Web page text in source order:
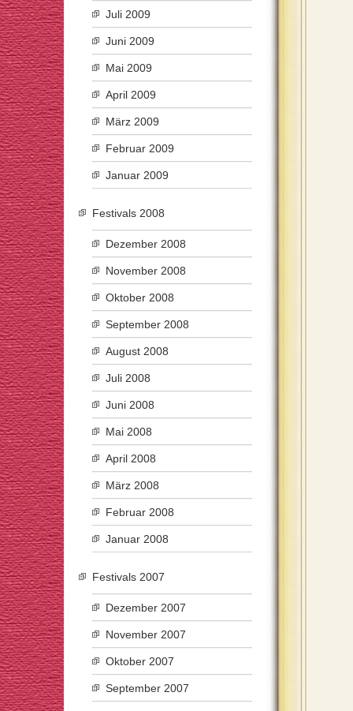
Juli 2009
Juni 2009
Mai 2009
April 2009
März 2009
Februar 2009
Januar 2009
Festivals 2008
Dezember 2008
November 2008
Oktober 2008
September 2008
August 2008
Juli 2008
Juni 2008
Mai 2008
April 2008
März 2008
Februar 2008
Januar 2008
Festivals 2007
Dezember 2007
November 2007
Oktober 2007
September 2007